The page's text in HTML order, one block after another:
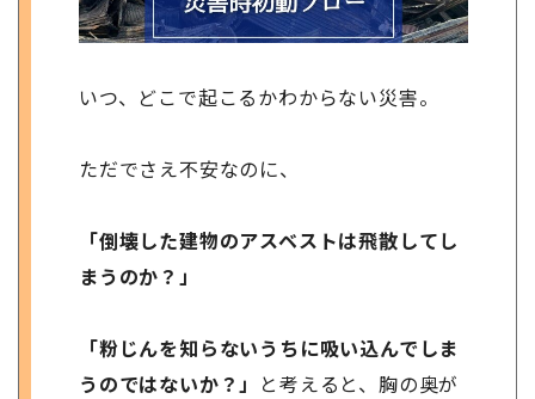
いつ、どこで起こるかわからない災害。
ただでさえ不安なのに、
「倒壊した建物のアスベストは飛散してし
まうのか？」
「粉じんを知らないうちに吸い込んでしま
うのではないか？」 と考えると、胸の奥が